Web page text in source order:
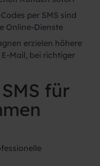
per SMS sind
Online-Dienste
erzielen höhere
Mail, bei richtiger
für